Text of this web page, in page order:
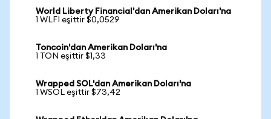
World Liberty Financial'dan Amerikan Doları'na
1 WLFI eşittir $0,0529
Toncoin'dan Amerikan Doları'na
1 TON eşittir $1,33
Wrapped SOL'dan Amerikan Doları'na
1 WSOL eşittir $73,42